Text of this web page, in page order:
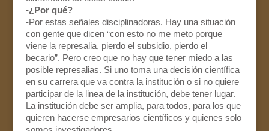
-¿Por qué?
-Por estas señales disciplinadoras. Hay una situación
con gente que dicen “con esto no me meto porque
viene la represalia, pierdo el subsidio, pierdo el
becario”. Pero creo que no hay que tener miedo a las
posible represalias. Si uno toma una decisión científica
en su carrera que va contra la institución o si no quiere
participar de la linea de la institución, debe tener lugar.
La institución debe ser amplia, para todos, para los que
quieren hacerse empresarios científicos y quienes solo